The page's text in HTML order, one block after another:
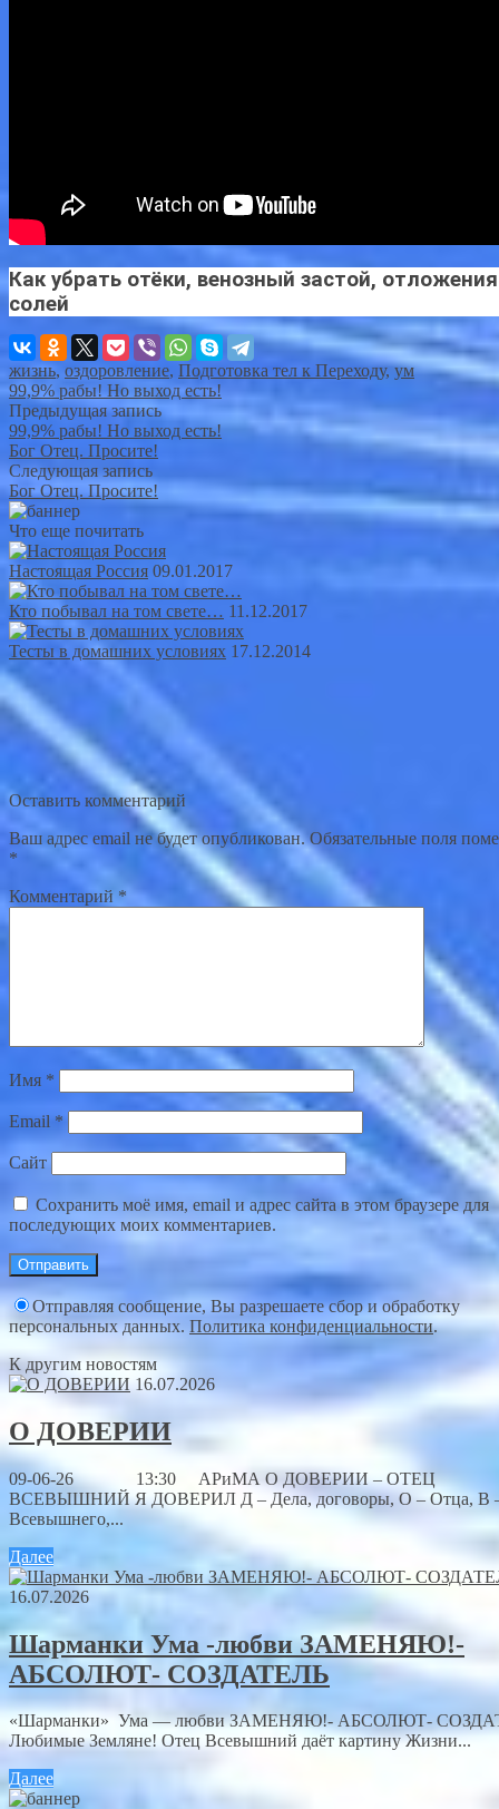
Как убрать отёки, венозный застой, отложения
солей
жизнь, оздоровление, Подготовка тел к Переходу,ум
99,9% рабы! Но выход есть!
Предыдущая запись
99,9% рабы! Но выход есть!
Бог Отец. Просите!
Следующая запись
Бог Отец. Просите!
Что еще почитать
Настоящая Россия 09.01.2017
Кто побывал на том свете… 11.12.2017
Тесты в домашних условиях 17.12.2014
Оставить комментарий
Ваш адрес email не будет опубликован. Обязательные поля
*
Комментарий *
Имя *
Email *
Сайт
Сохранить моё имя, email и адрес сайта в этом браузере для
последующих моих комментариев.
Отправляя сообщение, Вы разрешаете сбор и обработку
персональных данных. Политика конфиденциальности.
К другим новостям
16.07.2026
О ДОВЕРИИ
09-06-26 13:30 АРиМА О ДОВЕРИИ – ОТЕЦ
ВСЕВЫШНИЙ Я ДОВЕРИЛ Д – Дела, договоры, О – Отца, В
Всевышнего,...
Далее
16.07.2026
Шарманки Ума -любви ЗАМЕНЯЮ!-
АБСОЛЮТ- СОЗДАТЕЛЬ
«Шарманки» Ума — любви ЗАМЕНЯЮ!- АБСОЛЮТ-
Любимые Земляне! Отец Всевышний даёт картину Жизни...
Далее